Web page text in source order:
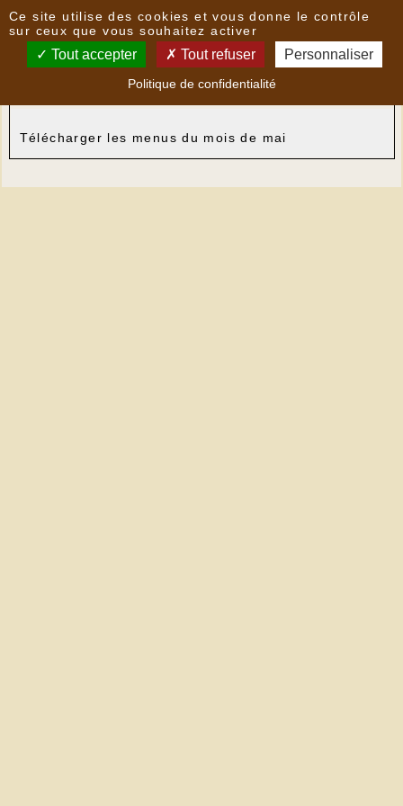
Nouvelles
menus du mois de mai - le15/05/2017 13:53
Télécharger les menus du mois de mai
Ce site utilise des cookies et vous donne le contrôle
sur ceux que vous souhaitez activer
Tout accepter Tout refuser Personnaliser
Politique de confidentialité